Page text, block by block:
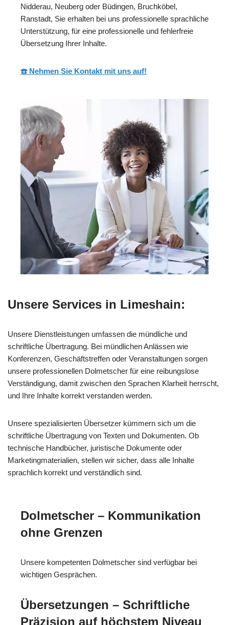
Nidderau, Neuberg oder Büdingen, Bruchköbel,
Ranstadt, Sie erhalten bei uns professionelle sprachliche
Unterstützung, für eine professionelle und fehlerfreie
Übersetzung Ihrer Inhalte.
☎️ Nehmen Sie Kontakt mit uns auf!
Unsere Services in Limeshain:
Unsere Dienstleistungen umfassen die mündliche und
schriftliche Übertragung. Bei mündlichen Anlässen wie
Konferenzen, Geschäftstreffen oder Veranstaltungen sorgen
unsere professionellen Dolmetscher für eine reibungslose
Verständigung, damit zwischen den Sprachen Klarheit herrscht,
und Ihre Inhalte korrekt verstanden werden.
Unsere spezialisierten Übersetzer kümmern sich um die
schriftliche Übertragung von Texten und Dokumenten. Ob
technische Handbücher, juristische Dokumente oder
Marketingmaterialien, stellen wir sicher, dass alle Inhalte
sprachlich korrekt und verständlich sind.
Dolmetscher – Kommunikation
ohne Grenzen
Unsere kompetenten Dolmetscher sind verfügbar bei
wichtigen Gesprächen.
Übersetzungen – Schriftliche
Präzision auf höchstem Niveau